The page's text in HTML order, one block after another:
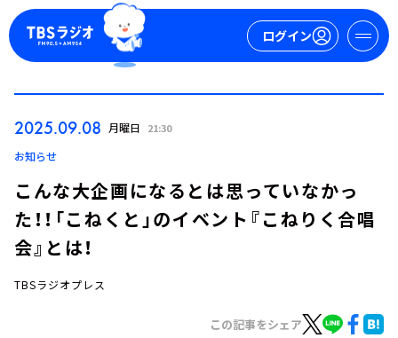
ログイン
2025.09.08 月曜日 21:30
お知らせ
こんな大企画になるとは思っていなかっ
た！！「こねくと」のイベント『こねりく合唱
会』とは！
TBSラジオプレス
この記事をシェア